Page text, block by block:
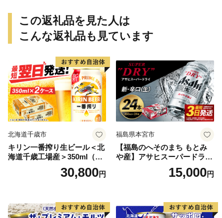
この返礼品を見た人は
こんな返礼品も見ています
北海道千歳市
キリン一番搾り生ビール＜北
海道千歳工場産＞350ml（24
30,800円
福島県本宮市
【福島のへそのまち もとみ
や産】アサヒスーパードライ
350ml×24本 合計8.4L 1ケー
ス アルコール度数5% 缶ビー
口 送料無料 カメイ 本宮市
【07214-0206】
15,000円